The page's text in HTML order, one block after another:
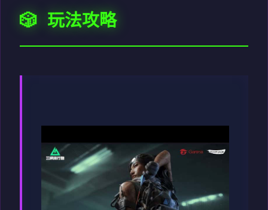
🎲 玩法攻略